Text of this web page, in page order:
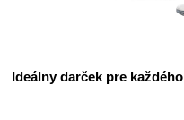
Ideálny darček pre každého